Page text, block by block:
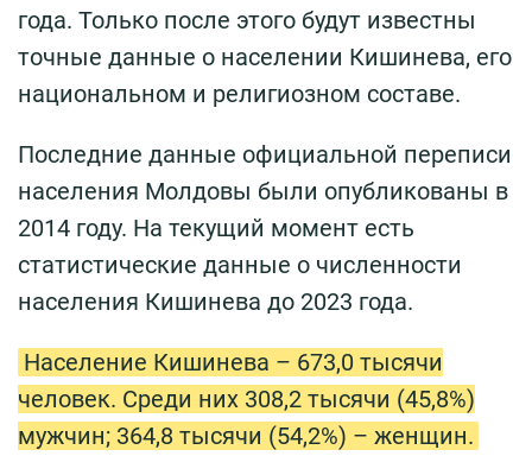
года. Только после этого будут известны
точные данные о населении Кишинева, его
национальном и религиозном составе.
Последние данные официальной переписи
населения Молдовы были опубликованы в
2014 году. На текущий момент есть
статистические данные о численности
населения Кишинева до 2023 года.
Население Кишинева – 673,0 тысячи
человек. Среди них 308,2 тысячи (45,8%)
мужчин; 364,8 тысячи (54,2%) – женщин.